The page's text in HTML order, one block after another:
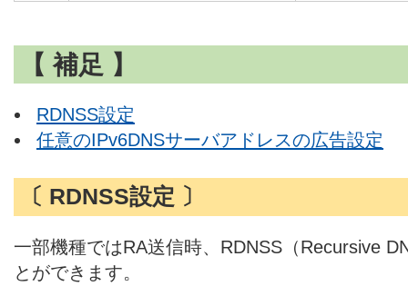
【 補足 】
RDNSS設定
任意のIPv6DNSサーバアドレスの広告設定
〔 RDNSS設定 〕
一部機種ではRA送信時、RDNSS（Recursive
とができます。